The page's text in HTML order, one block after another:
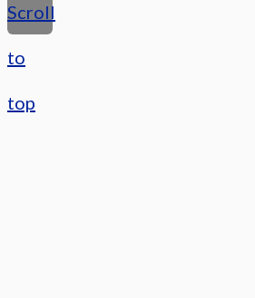
Scroll
to
top